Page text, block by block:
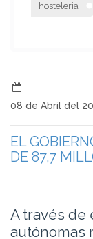
hosteleria
08 de Abril del
EL
DE 87,7
A través de
autónomas